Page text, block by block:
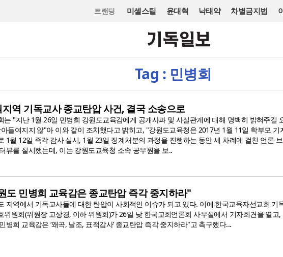
트랜딩 미셸스틸 윤대혁 낙태약 차별금지법
Tag : 민병희
지역 기독교사 종교탄압 사건, 결국 소송으로
는 "지난 1월 26일 민병희 강원도교육감에게 공개사과 및 사실관계에 대해 명백히 밝혀주길
들여지지 않"아 이와 같이 조치했다고 밝히고, "강원도교육청은 2017년 1월 11일 학부모 기
1월 12일 즉각 감사 실시, 1월 23일 징계처분의 과정을 진행하는 동안 세 차례에 걸친 언론
뷰를 실시했는데, 이는 강원도교육청 소속 공무원을 보..
도 민병희 교육감은 종교탄압 즉각 중지하라"
지역에서 기독교사들에 대한 탄압이 사회적인 이슈가 되고 있다. 이에 한국교육자선교회 기
위원회(위원장 고상경, 이하 위원회)가 26일 낮 한국교회언론회 사무실에서 기자회견을 열고
병희 교육감은 ‘왜곡, 날조, 표적감사’ 종교탄압 즉각 중지하라"고 촉구했다...